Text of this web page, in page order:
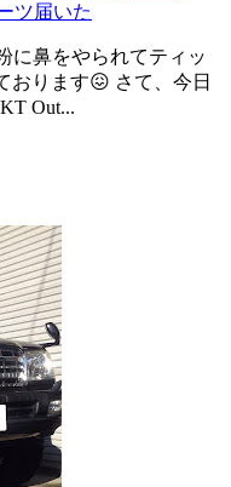
ツ届いた
に鼻をやられてティッ
おります😖 さて、今日
Out...